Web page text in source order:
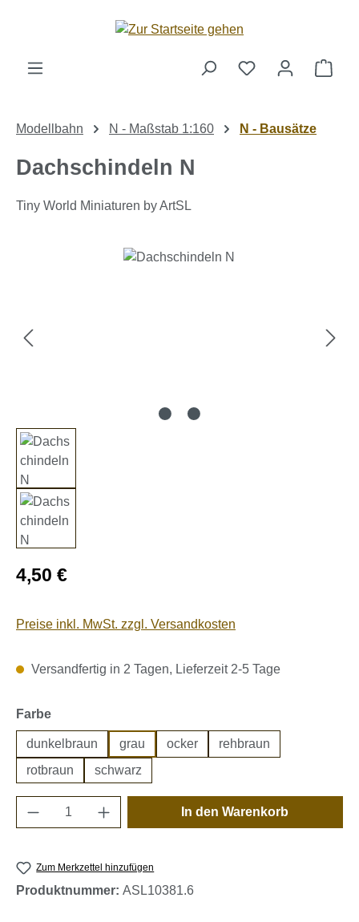
Zum Hauptinhalt springen
Modellbahn N - Maßstab 1:160 N - Bausätze
Dachschindeln N
Tiny World Miniaturen by ArtSL
Bildergalerie überspringen
Regulärer Preis:
4,50 €
Preise inkl. MwSt. zzgl. Versandkosten
Versandfertig in 2 Tagen, Lieferzeit 2-5 Tage
Farbeauswählen
dunkelbraun grau ocker
rehbraun
rotbraun
schwarz
Produkt Anzahl: Gib den gewünschten
In den Warenkorb
Zum Merkzettel hinzufügen
Produktnummer: ASL10381.6